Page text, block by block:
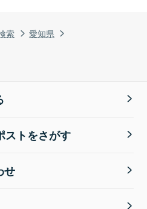
索
愛知県
ストをさがす
せ